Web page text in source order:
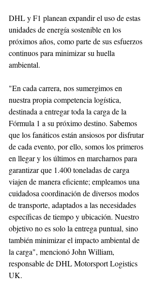
DHL y F1 planean expandir el uso de estas
unidades de energía sostenible en los
próximos años, como parte de sus esfuerzos
continuos para minimizar su huella
ambiental.
"En cada carrera, nos sumergimos en
nuestra propia competencia logística,
destinada a entregar toda la carga de la
Fórmula 1 a su próximo destino. Sabemos
que los fanáticos están ansiosos por disfrutar
de cada evento, por ello, somos los primeros
en llegar y los últimos en marcharnos para
garantizar que 1.400 toneladas de carga
viajen de manera eficiente; empleamos una
cuidadosa coordinación de diversos modos
de transporte, adaptados a las necesidades
específicas de tiempo y ubicación. Nuestro
objetivo no es solo la entrega puntual, sino
también minimizar el impacto ambiental de
la carga", mencionó John William,
responsable de DHL Motorsport Logistics
UK.